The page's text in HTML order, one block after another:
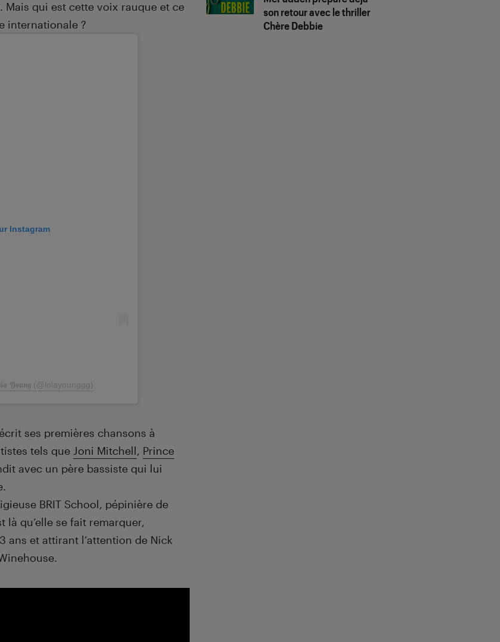
Mais qui est cette voix rauque et ce
internationale ?
Instagram
𝖄𝖔𝖚𝖓𝖌 (@lolayounggg)
ses premières chansons à
tels que Joni Mitchell, Prince
avec un père bassiste qui lui
BRIT School, pépinière de
là qu’elle se fait remarquer,
ans et attirant l’attention de Nick
son retour avec le thriller
Chère Debbie